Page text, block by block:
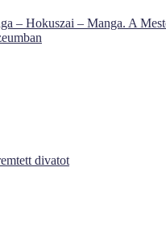
– Hokuszai – Manga. A
divatot